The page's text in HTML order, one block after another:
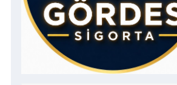
Gördesli Şair Alim Atay
Ahmet İNCE
Gördes Ekonomisi Çöküyor